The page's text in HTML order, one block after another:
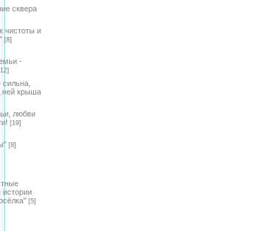
сквера
чистоты и
[8]
-
ней крыша
любви
[19]
[8]
истории
[5]